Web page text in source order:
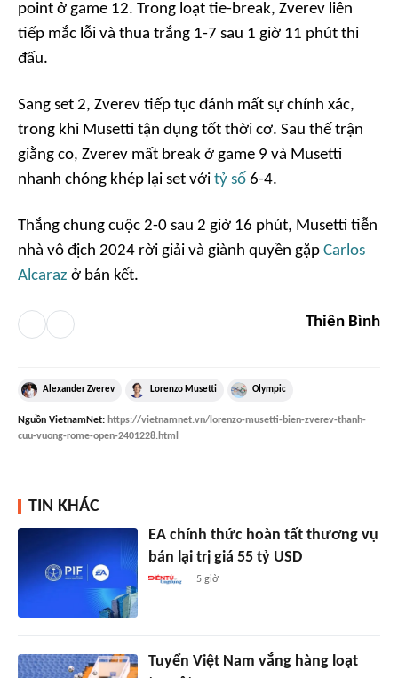
point ở game 12. Trong loạt tie-break, Zverev liên
tiếp mắc lỗi và thua trắng 1-7 sau 1 giờ 11 phút thi
đấu.
Sang set 2, Zverev tiếp tục đánh mất sự chính xác,
trong khi Musetti tận dụng tốt thời cơ. Sau thế trận
giằng co, Zverev mất break ở game 9 và Musetti
nhanh chóng khép lại set với tỷ số 6-4.
Thắng chung cuộc 2-0 sau 2 giờ 16 phút, Musetti tiễn
nhà vô địch 2024 rời giải và giành quyền gặp Carlos
Alcaraz ở bán kết.
Thiên Bình
Alexander Zverev Lorenzo Musetti Olympic
Nguồn VietnamNet: https://vietnamnet.vn/lorenzo-musetti-bien-zverev-thanh-
cuu-vuong-rome-open-2401228.html
TIN KHÁC
EA chính thức hoàn tất thương vụ
bán lại trị giá 55 tỷ USD
5 giờ
Tuyển Việt Nam vắng hàng loạt